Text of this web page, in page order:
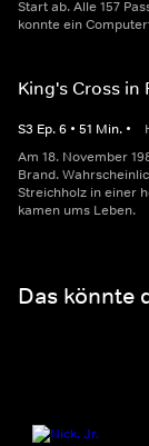
Start ab. Alle 157
konnte ein
King's Cross in
S3 Ep.6 • 51 Min. •
Am 18. November
Brand.
Streichholz in einer
kamen ums Leben.
Das könnte